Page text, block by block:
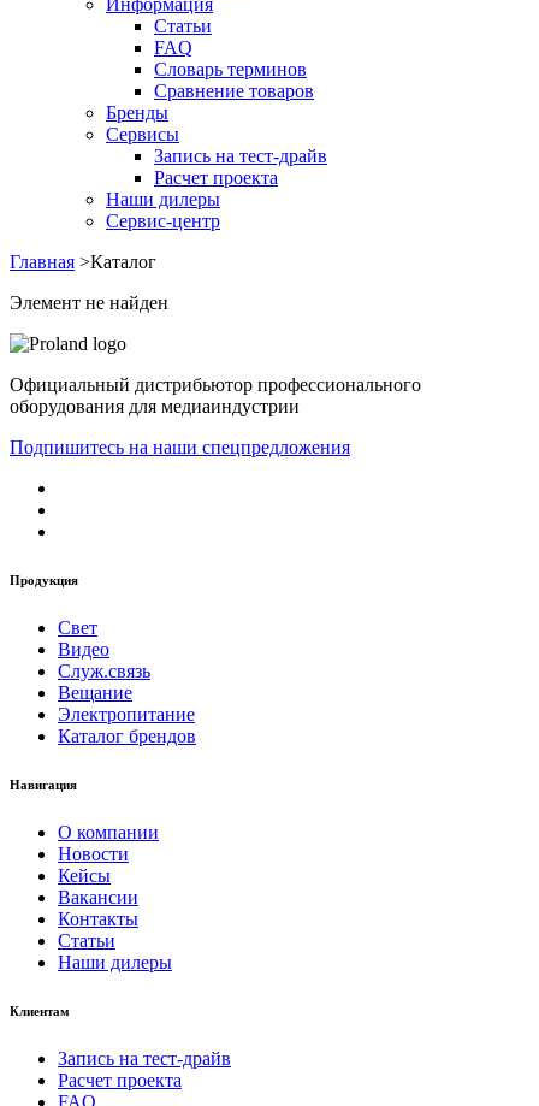
Информация
Статьи
FAQ
Словарь терминов
Сравнение товаров
Бренды
Сервисы
Запись на тест-драйв
Расчет проекта
Наши дилеры
Сервис-центр
Главная >Каталог
Элемент не найден
Официальный дистрибьютор профессионального
оборудования для медиаиндустрии
Подпишитесь на наши спецпредложения
Продукция
Свет
Видео
Служ.связь
Вещание
Электропитание
Каталог брендов
Навигация
О компании
Новости
Кейсы
Вакансии
Контакты
Статьи
Наши дилеры
Клиентам
Запись на тест-драйв
Расчет проекта